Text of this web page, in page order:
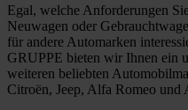
Egal, welche Anforderungen
Neuwagen oder
für andere Automarken
GRUPPE bieten wir Ihnen ein
weiteren beliebten
Citroën, Jeep, Alfa Romeo und